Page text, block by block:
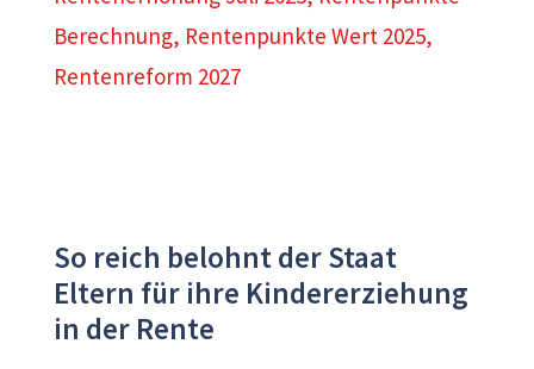
Berechnung, Rentenpunkte Wert 2025,
Rentenreform 2027
So reich belohnt der Staat
Eltern für ihre Kindererziehung
in der Rente